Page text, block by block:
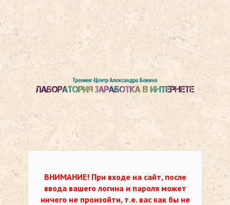
ВНИМАНИЕ! При входе на сайт, после
ввода вашего логина и пароля может
ничего не произойти, т.е. вас как бы не